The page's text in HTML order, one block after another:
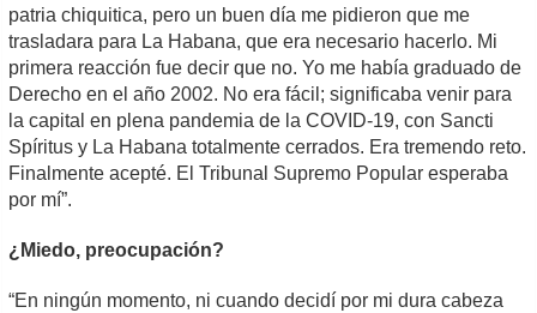
patria chiquitica, pero un buen día me pidieron que me
trasladara para La Habana, que era necesario hacerlo. Mi
primera reacción fue decir que no. Yo me había graduado de
Derecho en el año 2002. No era fácil; significaba venir para
la capital en plena pandemia de la COVID-19, con Sancti
Spíritus y La Habana totalmente cerrados. Era tremendo reto.
Finalmente acepté. El Tribunal Supremo Popular esperaba
por mí”.
¿Miedo, preocupación?
“En ningún momento, ni cuando decidí por mi dura cabeza